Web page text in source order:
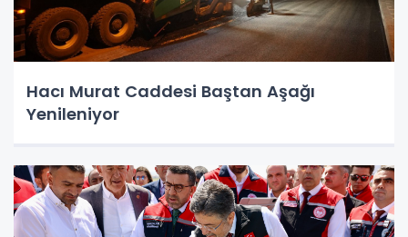
Hacı Murat Caddesi Baştan Aşağı
Yenileniyor